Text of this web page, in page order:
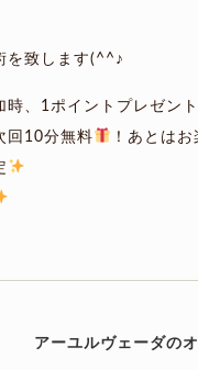
を致します(^^♪
時、1ポイントプレゼン
10分無料
！あとは
アーユルヴェーダの